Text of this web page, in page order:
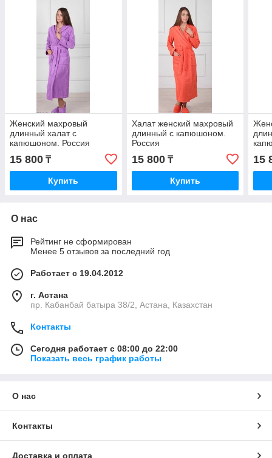
Женский махровый
длинный халат с
капюшоном. Россия
15 800 ₸
Купить
Халат женский махровый
длинный с капюшоном.
Россия
15 800₸
Купить
15
О нас
Рейтинг не сформирован
Менее 5 отзывов за последний год
Работает с 19.04.2012
г. Астана
пр. Кабанбай батыра 38/2, Астана, Казахстан
Контакты
Сегодня работает с 08:00 до 22:00
Показать весь график работы
О нас
Контакты
Доставка и оплата